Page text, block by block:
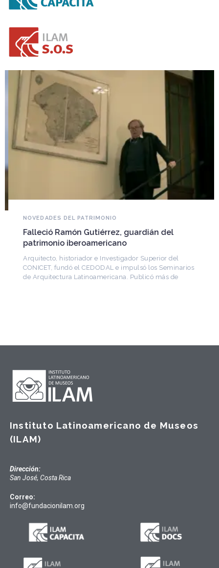
NOVEDADES DEL PATRIMONIO
Falleció Ramón Gutiérrez, guardián del
patrimonio iberoamericano
Arquitecto, historiador e Investigador Superior del
CONICET, fundó el CEDODAL e impulsó los Seminarios
de Arquitectura Latinoamericana. Publicó más de
Instituto Latinoamericano de Museos
(ILAM)
Dirección:
San José, Costa Rica
Correo:
info@fundacionilam.org